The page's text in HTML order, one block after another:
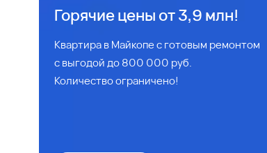
Горячие цены от 3,9 млн!
Квартира в Майкопе с готовым ремонтом
с выгодой до 800 000 руб.
Количество ограничено!